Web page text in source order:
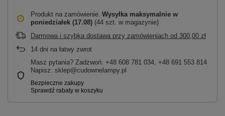
Produkt na zamówienie Wysyłka maksymalnie w
poniedziałek (17.08) (44 szt. w magazynie)
Darmowa i szybka dostawa przy zamówieniach od 300,00 zł
14 dni na łatwy zwrot
Masz pytania? Zadzwoń: +48 608 781 034, +48 691 553 814
Napisz: sklep@cudownelampy.pl